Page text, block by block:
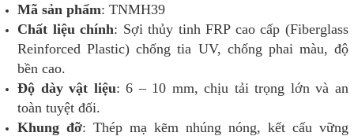
Mã sản phẩm: TNMH39
Chất liệu chính: Sợi thủy tinh FRP cao cấp (Fiberglass
Reinforced Plastic) chống tia UV, chống phai màu, độ
bền cao.
Độ dày vật liệu: 6 – 10 mm, chịu tải trọng lớn và an
toàn tuyệt đối.
Khung đỡ: Thép mạ kẽm nhúng nóng, kết cấu vững